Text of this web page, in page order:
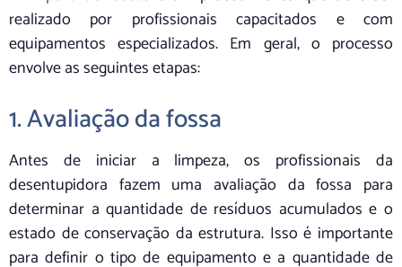
realizado por profissionais capacitados e com
equipamentos especializados. Em geral, o processo
envolve as seguintes etapas:
1. Avaliação da fossa
Antes de iniciar a limpeza, os profissionais da
desentupidora fazem uma avaliação da fossa para
determinar a quantidade de resíduos acumulados e o
estado de conservação da estrutura. Isso é importante
para definir o tipo de equipamento e a quantidade de